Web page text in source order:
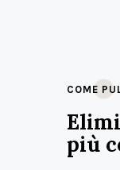
COME
più